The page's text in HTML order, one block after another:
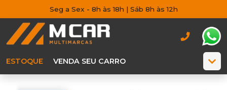
Seg a Sex - 8h às 18h | Sáb 8h às 12h
ESTOQUE VENDA SEU CARRO